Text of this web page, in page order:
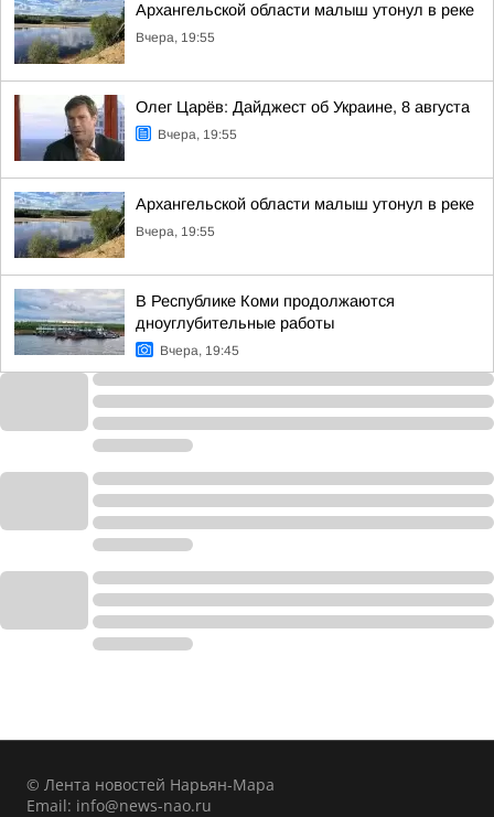
Архангельской области малыш утонул в реке
Вчера, 19:55
Олег Царёв: Дайджест об Украине, 8 августа
Вчера, 19:55
Архангельской области малыш утонул в реке
Вчера, 19:55
В Республике Коми продолжаются
дноуглубительные работы
Вчера, 19:45
© Лента новостей Нарьян-Мара
Email: info@news-nao.ru